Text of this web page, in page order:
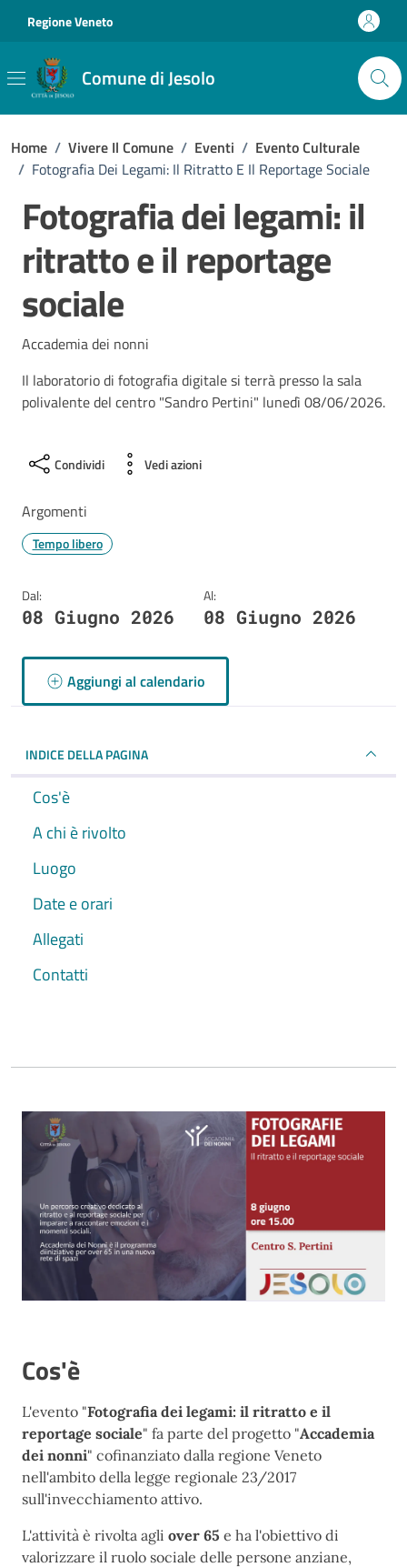
Regione Veneto
Comune di Jesolo
Home / Vivere Il Comune / Eventi / Evento Culturale
/ Fotografia Dei Legami: Il Ritratto E Il Reportage Sociale
Fotografia dei legami: il
ritratto e il reportage
sociale
Accademia dei nonni
Il laboratorio di fotografia digitale si terrà presso la sala
polivalente del centro "Sandro Pertini" lunedì 08/06/2026.
Condividi Vedi azioni
Argomenti
Tempo libero
Dal:
08 Giugno 2026
Al:
08 Giugno 2026
Aggiungi al calendario
INDICE DELLA PAGINA
Cos'è
A chi è rivolto
Luogo
Date e orari
Allegati
Contatti
Cos'è
L'evento "Fotografia dei legami: il ritratto e il
reportage sociale" fa parte del progetto "Accademia
dei nonni" cofinanziato dalla regione Veneto
nell'ambito della legge regionale 23/2017
sull'invecchiamento attivo.
L'attività è rivolta agli over 65 e ha l'obiettivo di
valorizzare il ruolo sociale delle persone anziane,